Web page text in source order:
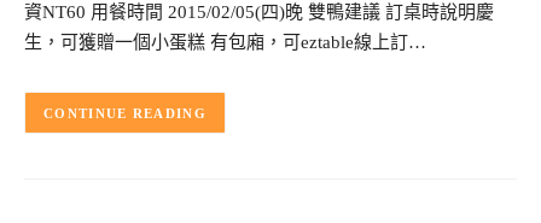
資NT60 用餐時間 2015/02/05(四)晚 雙鴨建議 訂桌時說明慶
生，可獲贈一個小蛋糕 有包廂，可eztable線上訂…
CONTINUE READING